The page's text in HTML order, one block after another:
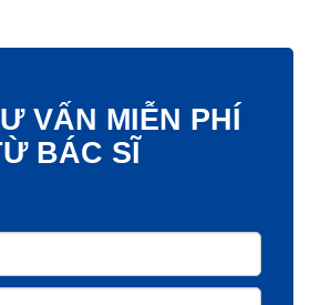
VẤN MIỄN PHÍ
BÁC SĨ